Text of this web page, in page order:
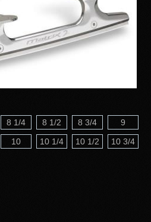
8 1/4 8 1/2 8 3/4
9
10 10 1/4 10 1/2
10 3/4